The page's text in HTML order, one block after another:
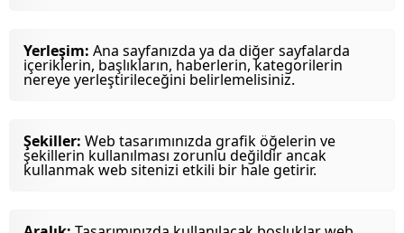
Yerleşim: Ana sayfanızda ya da diğer sayfalarda
içeriklerin, başlıkların, haberlerin, kategorilerin
nereye yerleştirileceğini belirlemelisiniz.
Şekiller: Web tasarımınızda grafik öğelerin ve
şekillerin kullanılması zorunlu değildir ancak
kullanmak web sitenizi etkili bir hale getirir.